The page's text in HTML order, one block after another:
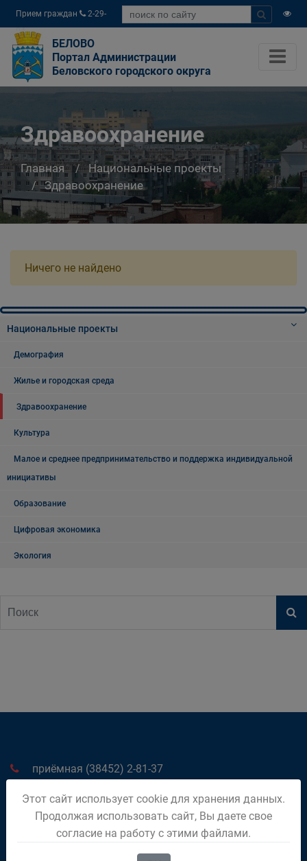
Прием граждан
2-29-
04
БЕЛОВО
Портал Администрации
Беловского городского округа
Здравоохранение
Главная
Национальные проекты
Здравоохранение
Ничего не найдено
Национальные проекты
Демография
Жилье и городская среда
Здравоохранение
Культура
Малое и среднее предпринимательство и поддержка индивидуальной
инициативы
Образование
Цифровая экономика
Экология
приёмная (38452) 2-81-37
652600, Кемеровская обл., г. Белово, ул. Советская, 21
Этот сайт использует cookie для хранения данных.
Продолжая использовать сайт, Вы даете свое
согласие на работу с этими файлами.